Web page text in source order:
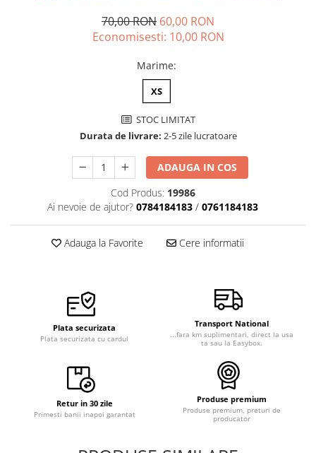
Tricouri de lucru
Saboti medicali
70,00 RON 60,00 RON
Economisesti: 10,00 RON
Marime:
XS
STOC LIMITAT
Durata de livrare: 2-5 zile lucratoare
ADAUGA IN COS
Cod Produs: 19986
Ai nevoie de ajutor? 0784184183 / 0761184183
Adauga la Favorite Cere informatii
Plata securizata
Plata securizata cu cardul
Transport National
...fara km suplimentari, direct la usa
ta sau la Easybox.
Retur in 30 zile
Primesti banii inapoi garantat
Produse premium
Produse premium, preturi de
producator